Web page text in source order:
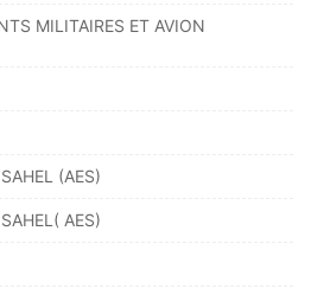
MILITAIRES ET AVION
(AES)
AES)